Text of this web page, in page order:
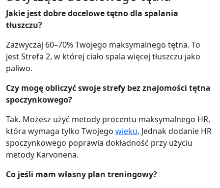
Jakie jest dobre docelowe tętno dla spalania
tłuszczu?
Zazwyczaj 60–70% Twojego maksymalnego tętna. To
jest Strefa 2, w której ciało spala więcej tłuszczu jako
paliwo.
Czy mogę obliczyć swoje strefy bez znajomości tętna
spoczynkowego?
Tak. Możesz użyć metody procentu maksymalnego HR,
która wymaga tylko Twojego wieku. Jednak dodanie HR
spoczynkowego poprawia dokładność przy użyciu
metody Karvonena.
Co jeśli mam własny plan treningowy?